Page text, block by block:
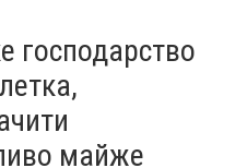
господарство
майже